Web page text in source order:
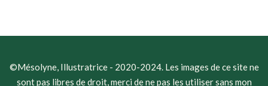
©Mésolyne, Illustratrice - 2020-2024. Les images de ce site ne
sont pas libres de droit, merci de ne pas les utiliser sans mon